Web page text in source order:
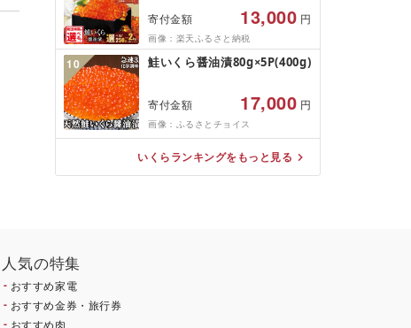
納税 いくら 北海道 ふるさと
納税 訳あり イクラ ふるさと
鮭 個包装 人気 ランキング 小
分け 海鮮 魚卵 北海道 別海町)
象)
寄付金額 13,000 円
画像：楽天ふるさと納税
10 鮭いくら醤油漬80g×5P(400g)
寄付金額 17,000 円
画像：ふるさとチョイス
いくらランキングをもっと見る
人気の特集
おすすめ家電
おすすめ金券・旅行券
おすすめ肉